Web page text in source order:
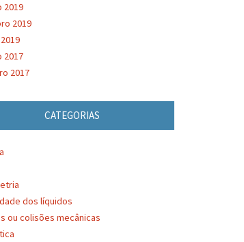
2019
2019
2017
2017
CATEGORIAS
dos líquidos
ou colisões mecânicas